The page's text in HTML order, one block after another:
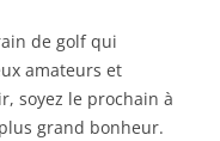
de golf qui
amateurs et
soyez le prochain à
grand bonheur.